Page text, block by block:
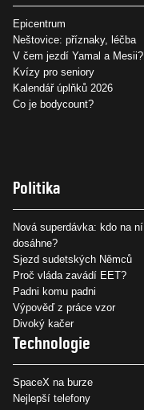
Epicentrum
Neštovice: příznaky, léčba
V čem jezdí Yamal a Mesii?
Kvízy pro seniory
Kalendář úplňků 2026
Co je bodycount?
Politika
Nová superdávka: kdo na ní
dosáhne?
Sjezd sudetských Němců
Proč vláda zavádí EET?
Padni komu padni
Výpověď z práce vzor
Divoký kačer
Technologie
SpaceX na burze
Nejlepší telefony